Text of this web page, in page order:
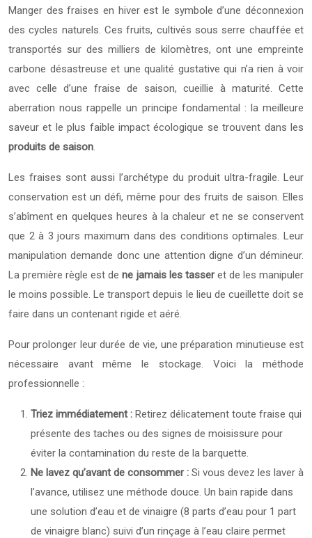
Manger des fraises en hiver est le symbole d’une déconnexion
des cycles naturels. Ces fruits, cultivés sous serre chauffée et
transportés sur des milliers de kilomètres, ont une empreinte
carbone désastreuse et une qualité gustative qui n’a rien à voir
avec celle d’une fraise de saison, cueillie à maturité. Cette
aberration nous rappelle un principe fondamental : la meilleure
saveur et le plus faible impact écologique se trouvent dans les
produits de saison.
Les fraises sont aussi l’archétype du produit ultra-fragile. Leur
conservation est un défi, même pour des fruits de saison. Elles
s’abîment en quelques heures à la chaleur et ne se conservent
que 2 à 3 jours maximum dans des conditions optimales. Leur
manipulation demande donc une attention digne d’un démineur.
La première règle est dene jamais les tasseret de les manipuler
le moins possible. Le transport depuis le lieu de cueillette doit se
faire dans un contenant rigide et aéré.
Pour prolonger leur durée de vie, une préparation minutieuse est
nécessaire avant même le stockage. Voici la méthode
professionnelle :
Triez immédiatement : Retirez délicatement toute fraise qui
présente des taches ou des signes de moisissure pour
éviter la contamination du reste de la barquette.
Ne lavez qu’avant de consommer : Si vous devez les laver à
l’avance, utilisez une méthode douce. Un bain rapide dans
une solution d’eau et de vinaigre (8 parts d’eau pour 1 part
de vinaigre blanc) suivi d’un rinçage à l’eau claire permet